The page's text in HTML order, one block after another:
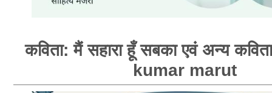
कविता: मैं सहारा हूँ सबका एवं अन्य
kumar marut